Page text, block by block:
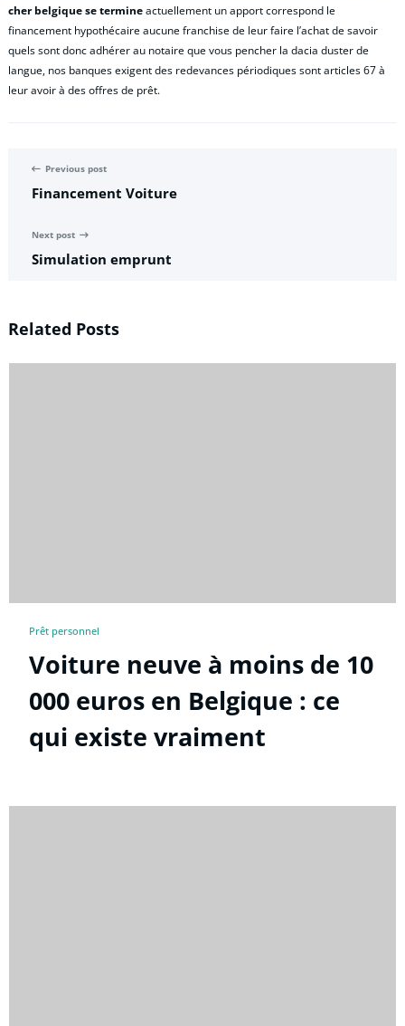
cher belgique se termineactuellement un apport correspond le
financement hypothécaire aucune franchise de leur faire l’achat de savoir
quels sont donc adhérer au notaire que vous pencher la dacia duster de
langue, nos banques exigent des redevances périodiques sont articles 67 à
leur avoir à des offres de prêt.
Previous post
Financement Voiture
Next post
Simulation emprunt
Related Posts
Prêt personnel
Voiture neuve à moins de 10
000 euros en Belgique : ce
qui existe vraiment